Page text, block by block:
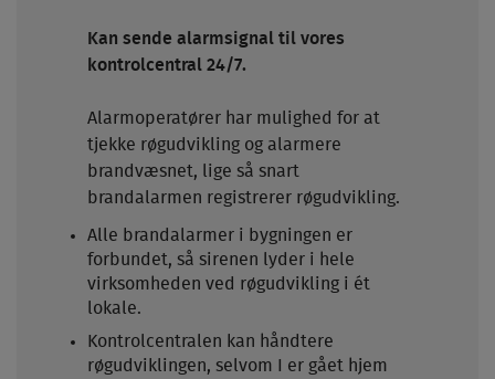
Kan sende alarmsignal til vores
kontrolcentral 24/7.
Alarmoperatører har mulighed for at
tjekke røgudvikling og alarmere
brandvæsnet, lige så snart
brandalarmen registrerer røgudvikling.
Alle brandalarmer i bygningen er
forbundet, så sirenen lyder i hele
virksomheden ved røgudvikling i ét
lokale.
Kontrolcentralen kan håndtere
røgudviklingen, selvom I er gået hjem